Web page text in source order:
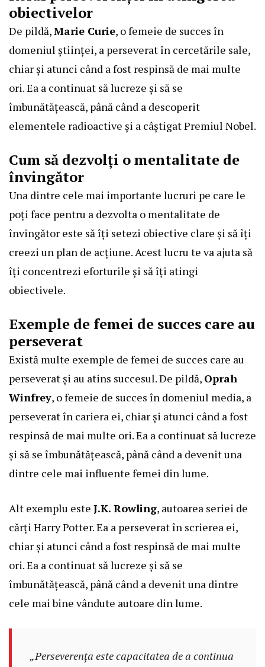
obiectivelor
De pildă,Marie Curie, o femeie de succes în
domeniul științei, a perseverat în cercetările sale,
chiar și atunci când a fost respinsă de mai multe
ori. Ea a continuat să lucreze și să se
îmbunătățească, până când a descoperit
elementele radioactive și a câștigat Premiul Nobel.
Cum să dezvolți o mentalitate de
învingător
Una dintre cele mai importante lucruri pe care le
poți face pentru a dezvolta o mentalitate de
învingător este să îți setezi obiective clare și să îți
creezi un plan de acțiune. Acest lucru te va ajuta să
îți concentrezi eforturile și să îți atingi
obiectivele.
Exemple de femei de succes care au
perseverat
Există multe exemple de femei de succes care au
perseverat și au atins succesul. De pildă, Oprah
Winfrey, o femeie de succes în domeniul media, a
perseverat în cariera ei, chiar și atunci când a fost
respinsă de mai multe ori. Ea a continuat să lucreze
și să se îmbunătățească, până când a devenit una
dintre cele mai influente femei din lume.
Alt exemplu este J.K. Rowling, autoarea seriei de
cărți Harry Potter. Ea a perseverat în scrierea ei,
chiar și atunci când a fost respinsă de mai multe
ori. Ea a continuat să lucreze și să se
îmbunătățească, până când a devenit una dintre
cele mai bine vândute autoare din lume.
„Perseverența este capacitatea de a continua